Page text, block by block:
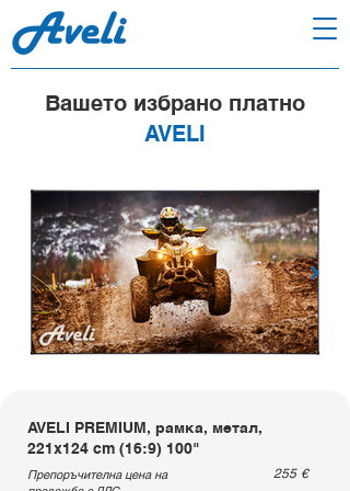
Вашето избрано платно
AVELI
AVELI PREMIUM, рамка, метал,
221x124 cm (16:9) 100"
Препоръчителна цена на
255 €